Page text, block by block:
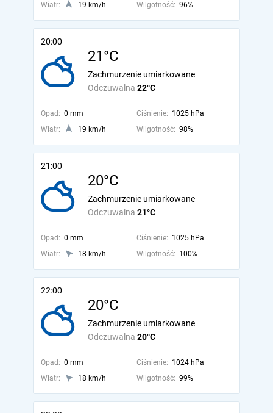
Wiatr:
19 km/h Wilgotność: 96%
20:00
21°C
Odczuwalna 22°C
Zachmurzenie umiarkowane
Opad: 0 mm Ciśnienie: 1025 hPa
Wiatr:
19 km/h Wilgotność: 98%
21:00
20°C
Odczuwalna 21°C
Zachmurzenie umiarkowane
Opad: 0 mm Ciśnienie: 1025 hPa
Wiatr:
18 km/h Wilgotność: 100%
22:00
20°C
Odczuwalna 20°C
Zachmurzenie umiarkowane
Opad: 0 mm Ciśnienie: 1024 hPa
Wiatr:
18 km/h Wilgotność: 99%